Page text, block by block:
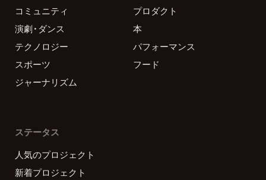
コミュニティ
プロダクト
演劇・ダンス
本
テクノロジー
パフォーマンス
スポーツ
フード
ジャーナリズム
ステータス
人気のプロジェクト
新着プロジェクト